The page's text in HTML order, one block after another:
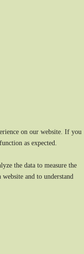
on our website. If you
as expected.
the data to measure the
website and to understand